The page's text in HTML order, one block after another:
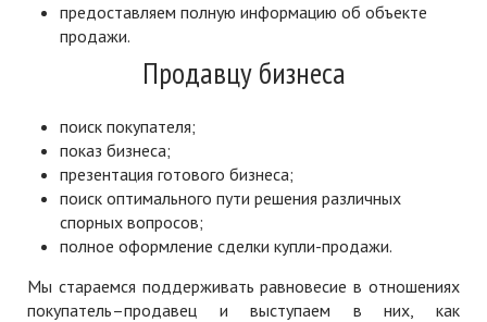
предоставляем полную информацию об объекте
продажи.
Продавцу бизнеса
поиск покупателя;
показ бизнеса;
презентация готового бизнеса;
поиск оптимального пути решения различных
спорных вопросов;
полное оформление сделки купли-продажи.
Мы стараемся поддерживать равновесие в отношениях
покупатель–продавец и выступаем в них, как